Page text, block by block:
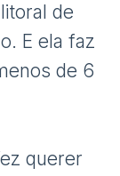
de
E ela faz
de 6
querer